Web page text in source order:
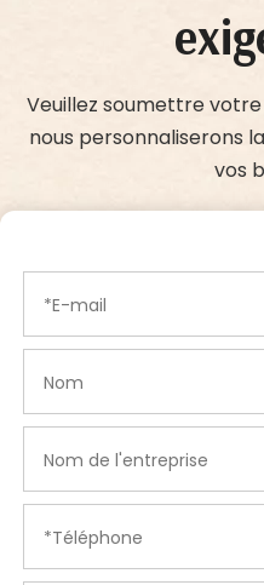
Veuillez soumettre
nous personnaliserons
vos